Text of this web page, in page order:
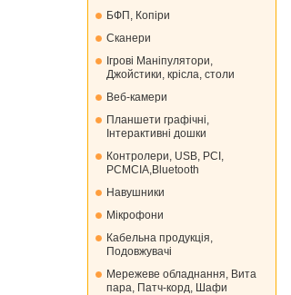
БФП, Копіри
Сканери
Ігрові Маніпулятори,
Джойстики, крісла, столи
Веб-камери
Планшети графічні,
Інтерактивні дошки
Контролери, USB, PCI,
PCMCIA,Bluetooth
Навушники
Мікрофони
Кабельна продукція,
Подовжувачі
Мережеве обладнання, Вита
пара, Патч-корд, Шафи